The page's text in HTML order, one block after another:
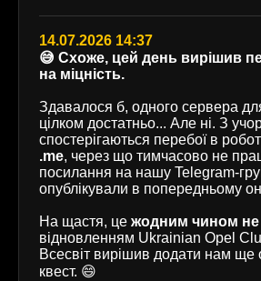
14.07.2026 14:37
😅 Схоже, цей день вирішив
на міцність.
Здавалося б, одного сервера
цілком достатньо... Але ні. З
спостерігаються перебої в
.me, через що тимчасово не
посилання на нашу Telegram-
опублікували в попередньому
На щастя, це жодним чином не
відновленням Ukrainian Opel
Всесвіт вирішив додати нам ще
квест. 😄